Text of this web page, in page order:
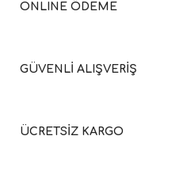
ONLINE ÖDEME
GÜVENLİ ALIŞVERİŞ
ÜCRETSİZ KARGO